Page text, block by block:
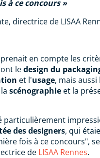
à ce concours
directrice de LISAA
prenait en compte les
ledesign du
et l'usage, mais
scénographie et la
particulièrement
des designers, qui
fois à ce concours",
de LISAA Rennes.